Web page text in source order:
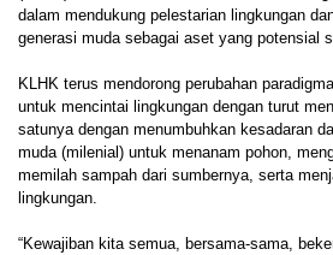
dalam mendukung pelestarian lingkungan
generasi muda sebagai aset yang potensial
KLHK terus mendorong perubahan
untuk mencintai lingkungan dengan turut
satunya dengan menumbuhkan kesadaran
muda (milenial) untuk menanam pohon,
memilah sampah dari sumbernya, serta
lingkungan.
“Kewajiban kita semua, bersama-sama,